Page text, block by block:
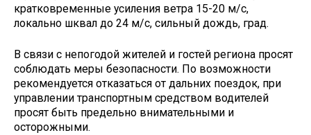
кратковременные усиления ветра 15-20 м/с,
локально шквал до 24 м/с, сильный дождь, град.
В связи с непогодой жителей и гостей региона просят
соблюдать меры безопасности. По возможности
рекомендуется отказаться от дальних поездок, при
управлении транспортным средством водителей
просят быть предельно внимательными и
осторожными.